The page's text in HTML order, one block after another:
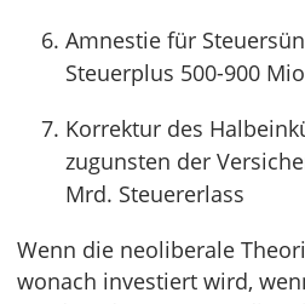
Amnestie für
Steuerplus 500-900
Korrektur des
zugunsten der
Mrd. Steuererlass
Wenn die neoliberale
wonach investiert wird,